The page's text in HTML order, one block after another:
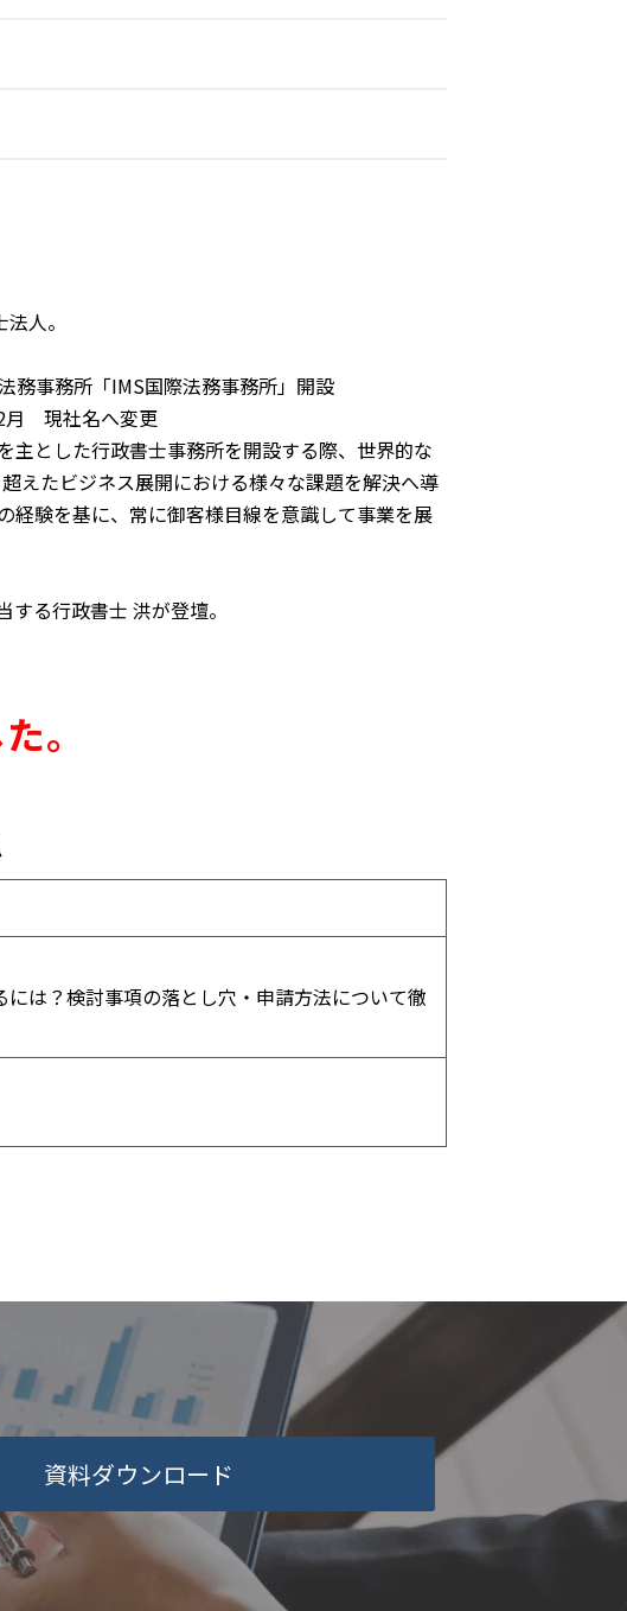
人。
事務所「IMS国際法務事務所」開設
月 現社名へ変更
主とした行政書士事務所を開設する際、世界的な
えたビジネス展開における様々な課題を解決へ導
経験を基に、常に御客様目線を意識して事業を展
る行政書士 洪が登壇。
。
は？検討事項の落とし穴・申請方法について徹
資料ダウンロード